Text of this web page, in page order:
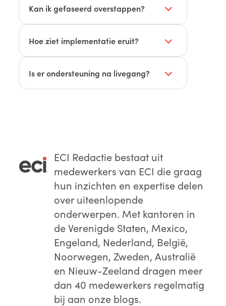
projecten en WKA-eisen.
Kan ik gefaseerd overstappen?
Ja. Start met een passend pakket
(SBB/MBB/LBB) en breid uit met
Hoe ziet implementatie eruit?
Intake, inrichting (o.a. sjablonen,
artikelbestanden), training en livegang;
Is er ondersteuning na livegang?
Ja. Helpdesk, consultants en Mijn
ECI Redactie bestaat uit
medewerkers van ECI die graag
hun inzichten en expertise delen
over uiteenlopende
onderwerpen. Met kantoren in
de Verenigde Staten, Mexico,
Engeland, Nederland, België,
Noorwegen, Zweden, Australië
en Nieuw-Zeeland dragen meer
dan 40 medewerkers regelmatig
bij aan onze blogs.